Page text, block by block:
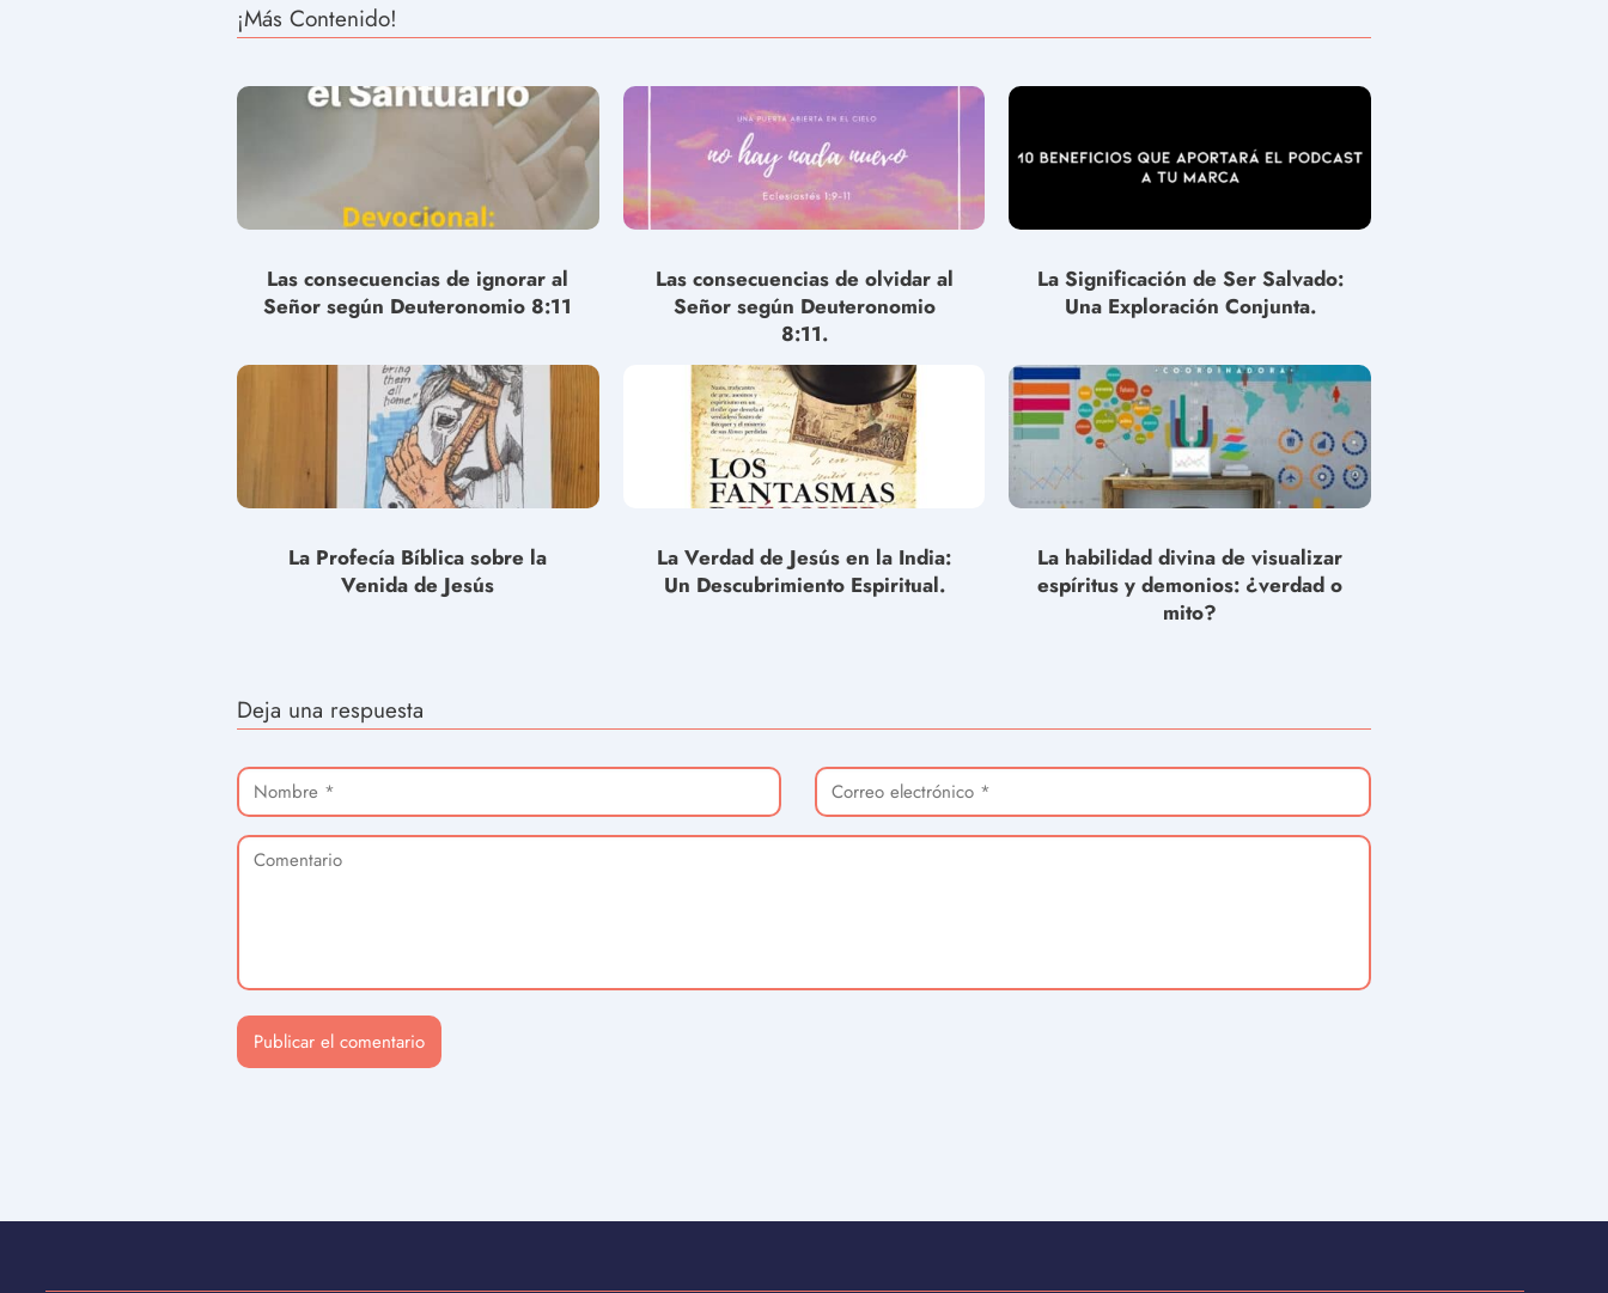
¡Más Contenido!
Las consecuencias de ignorar al
Señor según Deuteronomio 8:11
Las consecuencias de olvidar al
Señor según Deuteronomio
8:11.
La Significación de Ser Salvado:
Una Exploración Conjunta.
La Profecía Bíblica sobre la
Venida de Jesús
La Verdad de Jesús en la India:
Un Descubrimiento Espiritual.
La habilidad divina de visualizar
espíritus y demonios: ¿verdad o
mito?
Deja una respuesta